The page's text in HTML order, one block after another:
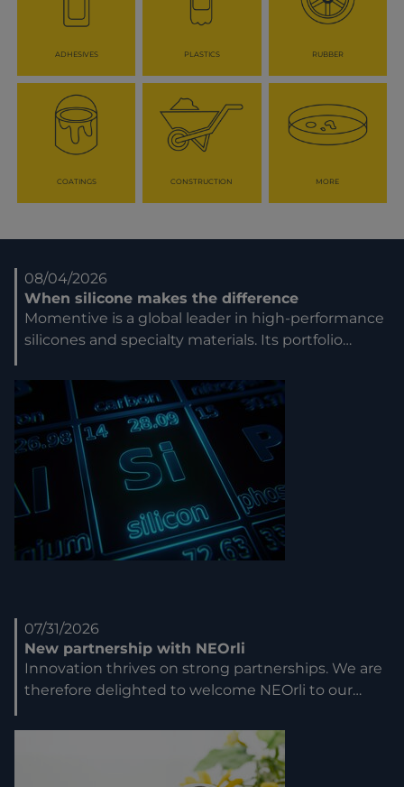
como principal objectivo apoiar os nossos
estimados Clientes nas suas necessidade diárias.
ADHESIVES PLASTICS RUBBER
COATINGS CONSTRUCTION MORE
08/04/2026
When silicone makes the difference
Momentive is a global leader in high-performance
silicones and specialty materials. Its portfolio…
07/31/2026
New partnership with NEOrli
Innovation thrives on strong partnerships. We are
therefore delighted to welcome NEOrli to our…